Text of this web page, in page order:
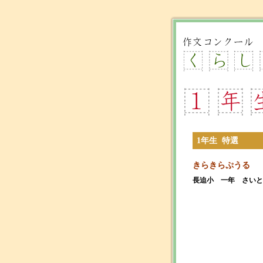
1年生 特選
きらきらぷうる
長迫小 一年 さい